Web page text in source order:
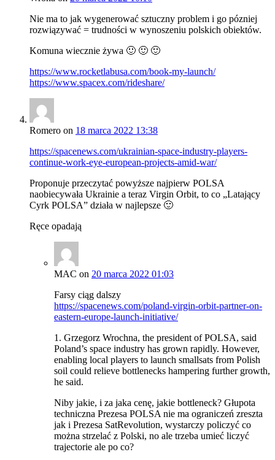
Nie ma to jak wygenerować sztuczny problem i go pózniej
rozwiązywać = trudności w wynoszeniu polskich obiektów.
Komuna wiecznie żywa 🙂 🙂 🙂
https://www.rocketlabusa.com/book-my-launch/
https://www.spacex.com/rideshare/
Romero on 18 marca 2022 13:38
https://spacenews.com/ukrainian-space-industry-players-
continue-work-eye-european-projects-amid-war/
Proponuje przeczytać powyższe najpierw POLSA
naobiecywała Ukrainie a teraz Virgin Orbit, to co „Latający
Cyrk POLSA” działa w najlepsze 🙂
Ręce opadają
MAC on 20 marca 2022 01:03
Farsy ciąg dalszy
https://spacenews.com/poland-virgin-orbit-partner-on-
eastern-europe-launch-initiative/
1. Grzegorz Wrochna, the president of POLSA, said
Poland’s space industry has grown rapidly. However,
enabling local players to launch smallsats from Polish
soil could relieve bottlenecks hampering further growth,
he said.
Niby jakie, i za jaka cenę, jakie bottleneck? Głupota
techniczna Prezesa POLSA nie ma ograniczeń zreszta
jak i Prezesa SatRevolution, wystarczy policzyć co
można strzelać z Polski, no ale trzeba umieć liczyć
trajectorie ale po co?